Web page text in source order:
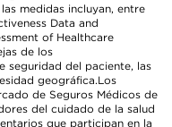
medidas incluyan, entre
Data and
of Healthcare
de los
seguridad del paciente, las
geográfica.Los
de Seguros Médicos de
del cuidado de la salud
que participan en la